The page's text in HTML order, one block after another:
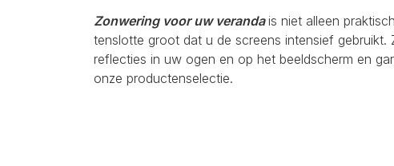
Zonwering voor uw verandais niet alleen
tenslotte groot dat u de screens intensief
reflecties in uw ogen en op het beeldscherm en
onze productenselectie.